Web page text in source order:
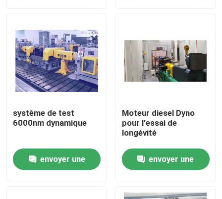
Contrôle qualité
Contactez-nous
Dynamomètre de couple
Dynamomètre à grande vitesse
système de test
6000nm dynamique
envoyer une
Moteur diesel Dyno
pour l'essai de
longévité
envoyer une